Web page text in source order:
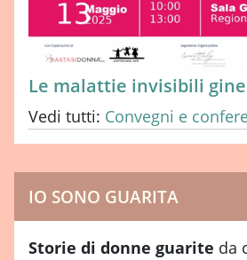
Le malattie invisibili
Vedi tutti: Convegni e
IO SONO GUARITA
Storie di donne guarite da